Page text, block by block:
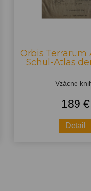
Orbis Terrarum
Schul-Atlas
Vzácne
189 €
Detail